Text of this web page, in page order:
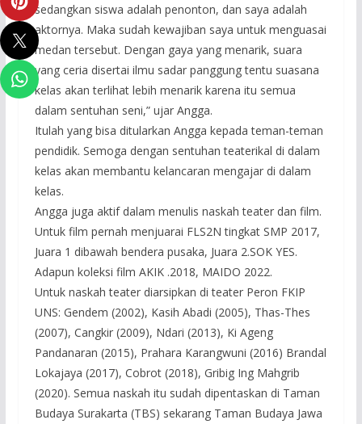
sedangkan siswa adalah penonton, dan saya adalah
aktornya. Maka sudah kewajiban saya untuk menguasai
medan tersebut. Dengan gaya yang menarik, suara
yang ceria disertai ilmu sadar panggung tentu suasana
kelas akan terlihat lebih menarik karena itu semua
dalam sentuhan seni,” ujar Angga.
Itulah yang bisa ditularkan Angga kepada teman-teman
pendidik. Semoga dengan sentuhan teaterikal di dalam
kelas akan membantu kelancaran mengajar di dalam
kelas.
Angga juga aktif dalam menulis naskah teater dan film.
Untuk film pernah menjuarai FLS2N tingkat SMP 2017,
Juara 1 dibawah bendera pusaka, Juara 2.SOK YES.
Adapun koleksi film AKIK .2018, MAIDO 2022.
Untuk naskah teater diarsipkan di teater Peron FKIP
UNS: Gendem (2002), Kasih Abadi (2005), Thas-Thes
(2007), Cangkir (2009), Ndari (2013), Ki Ageng
Pandanaran (2015), Prahara Karangwuni (2016) Brandal
Lokajaya (2017), Cobrot (2018), Gribig Ing Mahgrib
(2020). Semua naskah itu sudah dipentaskan di Taman
Budaya Surakarta (TBS) sekarang Taman Budaya Jawa